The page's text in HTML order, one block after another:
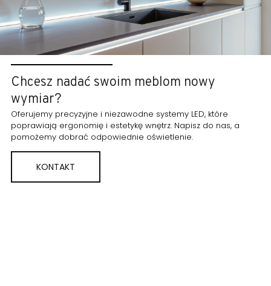
Chcesz nadać swoim meblom nowy
wymiar?
Oferujemy precyzyjne i niezawodne systemy LED, które
poprawiają ergonomię i estetykę wnętrz. Napisz do nas, a
pomożemy dobrać odpowiednie oświetlenie.
KONTAKT